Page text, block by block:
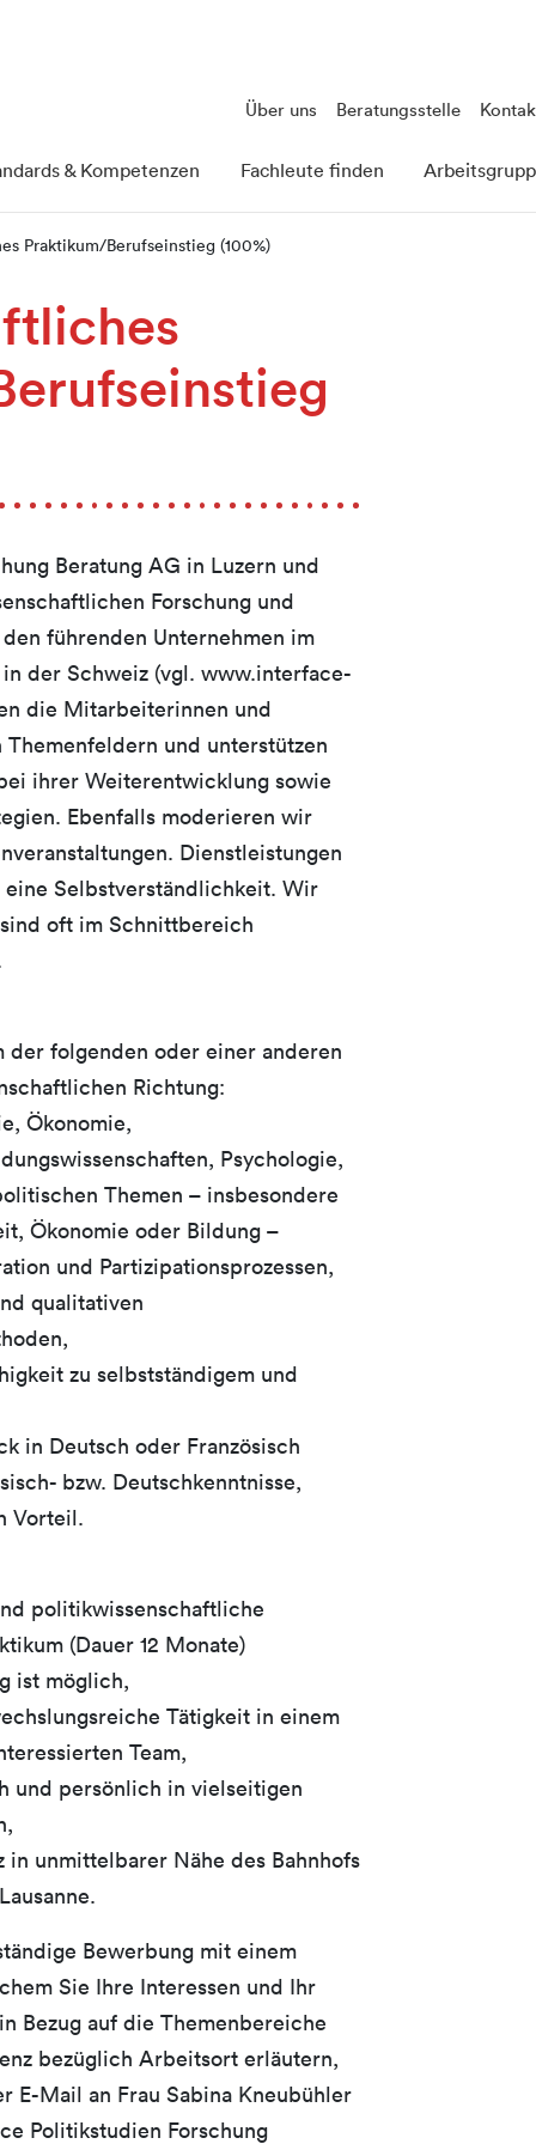
Über uns Beratungsstelle
& Kompetenzen Fachleute finden
Praktikum/Berufseinstieg (100%)
Beratung AG in Luzern und
Forschung und
führenden Unternehmen im
der Schweiz (vgl. www.interface-
die Mitarbeiterinnen und
und unterstützen
ihrer Weiterentwicklung sowie
Ebenfalls moderieren wir
Dienstleistungen
Selbstverständlichkeit. Wir
oft im Schnittbereich
der folgenden oder einer anderen
Richtung:
Ökonomie,
Psychologie,
Themen – insbesondere
Ökonomie oder Bildung –
und Partizipationsprozessen,
qualitativen
zu selbstständigem und
in Deutsch oder Französisch
bzw. Deutschkenntnisse,
Vorteil.
politikwissenschaftliche
(Dauer 12 Monate)
ist möglich,
Tätigkeit in einem
Team,
und persönlich in vielseitigen
unmittelbarer Nähe des Bahnhofs
Bewerbung mit einem
Sie Ihre Interessen und Ihr
Bezug auf die Themenbereiche
bezüglich Arbeitsort erläutern,
E-Mail an Frau Sabina Kneubühler
Politikstudien Forschung